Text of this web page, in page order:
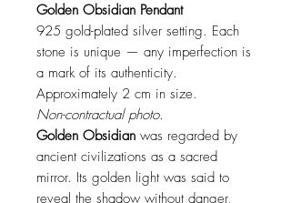
Golden Obsidian Pendant
925 gold-plated silver setting. Each
stone is unique — any imperfection is
a mark of its authenticity.
Approximately 2 cm in size.
Non-contractual photo.
Golden Obsidian was regarded by
ancient civilizations as a sacred
mirror. Its golden light was said to
reveal the shadow without danger,